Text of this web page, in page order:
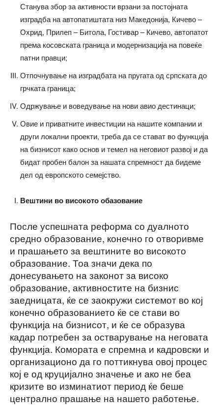
Станува збор за активности врзани за постојната
изградба на автопатиштата низ Македонија, Кичево –
Охрид, Прилеп – Битола, Гостивар – Кичево, автопатот
према косовската граница и модернизација на повеќе
патни правци;
Отпочнување на изградбата на пругата од српската до
грчката граница;
Одржување и воведување на нови авио дестинаци;
Овие и приватните инвестиции на нашите компании и
други локални проекти, треба да се стават во функција
на бизнисот како основ и темел на неговиот развој и да
бидат пробен балон за нашата спремност да бидеме
дел од европското семејство.
Вештини во високото обазование
После успешната реформа со дуалното
средно образование, конечно го отворивме
и прашањето за вештините во високото
образование. Тоа значи дека по
донесувањето на законот за високо
образование, активностите на бизнис
заедницата, ќе се заокружи системот во кој
конечно образованието ќе се стави во
функција на бизнисот, и ќе се образува
кадар потребен за остварување на неговата
функција. Комората е спремна и кадровски и
организационо да го поттикнува овој процес
кој е од круцијално значење и ако не беа
кризите во изминатиот период ќе беше
централно прашање на нашето работење.